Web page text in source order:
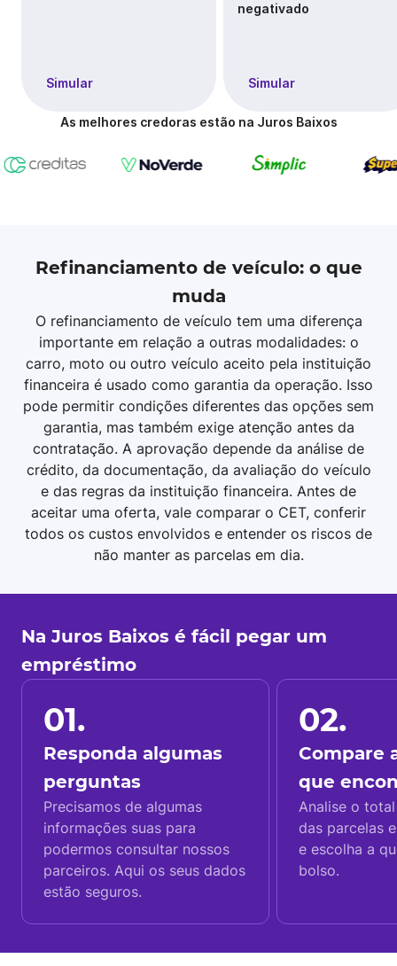
Simular
negativado
Simular
As melhores credoras estão na Juros Baixos
Refinanciamento de veículo: o que
muda
O refinanciamento de veículo tem uma diferença
importante em relação a outras modalidades: o
carro, moto ou outro veículo aceito pela instituição
financeira é usado como garantia da operação. Isso
pode permitir condições diferentes das opções sem
garantia, mas também exige atenção antes da
contratação. A aprovação depende da análise de
crédito, da documentação, da avaliação do veículo
e das regras da instituição financeira. Antes de
aceitar uma oferta, vale comparar o CET, conferir
todos os custos envolvidos e entender os riscos de
não manter as parcelas em dia.
Na Juros Baixos é fácil pegar um
empréstimo
01.
Responda algumas
perguntas
Precisamos de algumas
informações suas para
podermos consultar nossos
parceiros. Aqui os seus dados
estão seguros.
02.
Compare
que
Analise o
das parcelas
e escolha a
bolso.